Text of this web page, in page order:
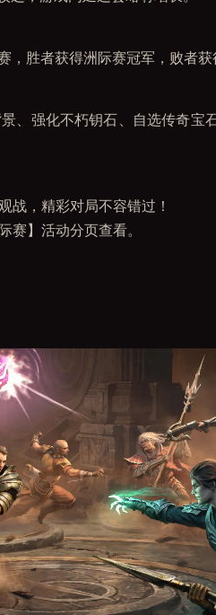
胜者获得洲际赛冠军，败者获
、强化不朽钥石、自选传奇宝
战，精彩对局不容错过！
赛】活动分页查看。